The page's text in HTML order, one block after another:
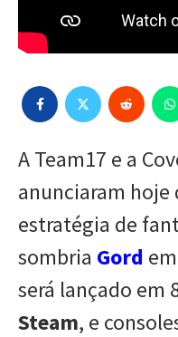
A Team17 e a
anunciaram hoje
estratégia de
sombria Gord
será lançado em
Steam, e